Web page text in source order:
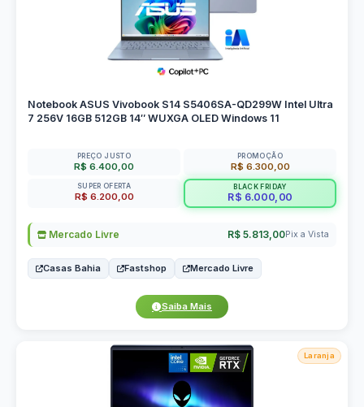
Notebook ASUS Vivobook S14 S5406SA-QD299W Intel Ultra
7 256V 16GB 512GB 14″ WUXGA OLED Windows 11
PREÇO JUSTO
R$ 6.400,00
PROMOÇÃO
R$ 6.300,00
SUPER OFERTA
R$ 6.200,00
BLACK FRIDAY
R$ 6.000,00
Mercado Livre R$ 5.813,00Pix a Vista
Casas Bahia Fastshop Mercado Livre
Saiba Mais
Laranja